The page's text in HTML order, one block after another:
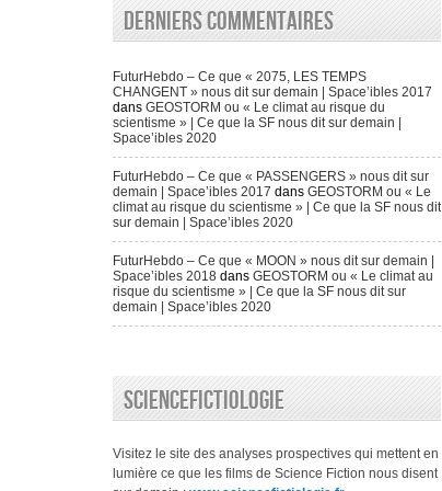
Derniers commentaires
FuturHebdo – Ce que « 2075, LES TEMPS
CHANGENT » nous dit sur demain | Space’ibles 2017
dans GEOSTORM ou « Le climat au risque du
scientisme » | Ce que la SF nous dit sur demain |
Space’ibles 2020
FuturHebdo – Ce que « PASSENGERS » nous dit sur
demain | Space’ibles 2017 dans GEOSTORM ou « Le
climat au risque du scientisme » | Ce que la SF nous dit
sur demain | Space’ibles 2020
FuturHebdo – Ce que « MOON » nous dit sur demain |
Space’ibles 2018 dans GEOSTORM ou « Le climat au
risque du scientisme » | Ce que la SF nous dit sur
demain | Space’ibles 2020
SCIENCEFICTIOLOGIE
Visitez le site des analyses prospectives qui mettent en
lumière ce que les films de Science Fiction nous disent